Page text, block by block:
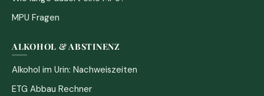
MPU Fragen
ALKOHOL & ABSTINENZ
Alkohol im Urin: Nachweiszeiten
ETG Abbau Rechner